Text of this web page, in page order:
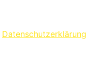
Datenschutzerklärung